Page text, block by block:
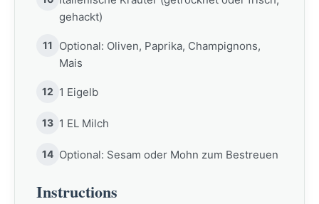
gehackt)
11
Optional: Oliven, Paprika, Champignons,
Mais
12 1 Eigelb
13 1 EL Milch
14 Optional: Sesam oder Mohn zum Bestreuen
Instructions